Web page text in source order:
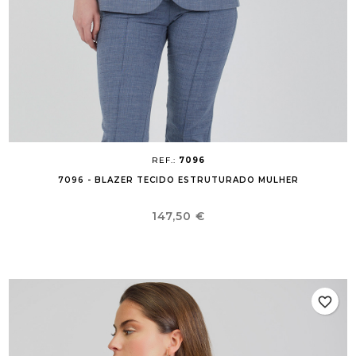
REF.: 7096
7096 - BLAZER TECIDO ESTRUTURADO MULHER
Preço
147,50 €
favorite_border